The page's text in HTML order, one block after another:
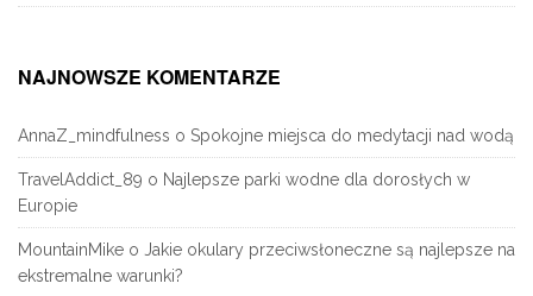
NAJNOWSZE KOMENTARZE
AnnaZ_mindfulness o Spokojne miejsca do medytacji nad wodą
TravelAddict_89 o Najlepsze parki wodne dla dorosłych w
Europie
MountainMike o Jakie okulary przeciwsłoneczne są najlepsze na
ekstremalne warunki?